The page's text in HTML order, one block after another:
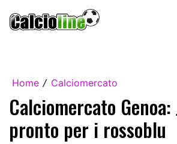
Home / Calciomercato
Calciomercato Genoa:
pronto per i rossoblu